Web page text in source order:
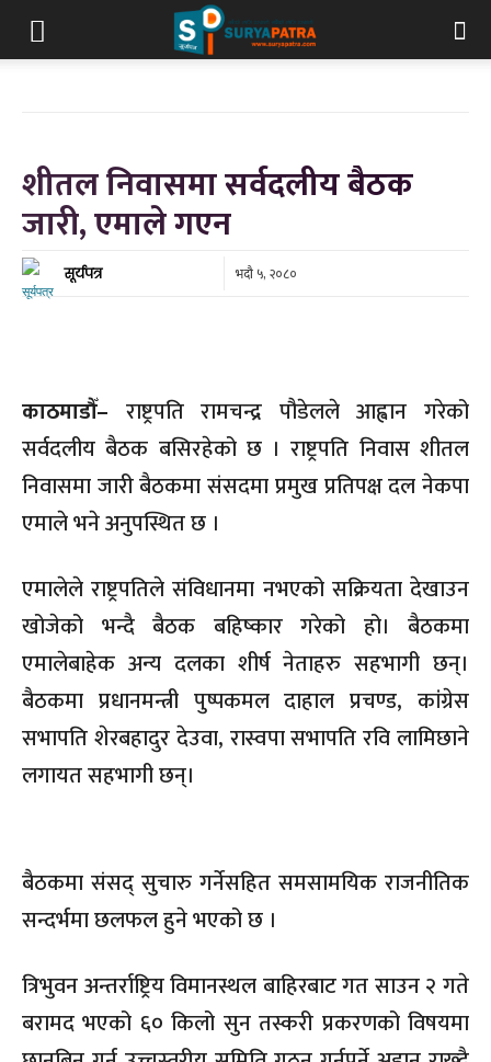
शीतल निवासमा सर्वदलीय बैठक
जारी, एमाले गएन
सूर्यपत्र भदौ ५, २०८०
काठमाडौँ– राष्ट्रपति रामचन्द्र पौडेलले आह्वान गरेको
सर्वदलीय बैठक बसिरहेको छ । राष्ट्रपति निवास शीतल
निवासमा जारी बैठकमासंसदमाप्रमुख प्रतिपक्ष दल नेकपा
एमाले भने अनुपस्थित छ ।
एमालेले राष्ट्रपतिले संविधानमा नभएको सक्रियता देखाउन
खोजेको भन्दै बैठक बहिष्कार गरेको हो। बैठकमा
एमालेबाहेक अन्य दलका शीर्षनेताहरु सहभागी छन्।
बैठकमा प्रधानमन्त्री पुष्पकमल दाहाल प्रचण्ड, कांग्रेस
सभापति शेरबहादुर देउवा, रास्वपासभापति रवि लामिछाने
लगायत सहभागी छन्।
बैठकमा संसद् सुचारु गर्नेसहित समसामयिक राजनीतिक
सन्दर्भमा छलफल हुने भएको छ ।
त्रिभुवन अन्तर्राष्ट्रिय विमानस्थल बाहिरबाट गत साउन २ गते
बरामद भएको ६० किलो सुन तस्करी प्रकरणको विषयमा